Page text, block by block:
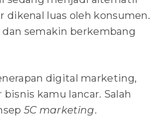
dikenal luas oleh konsumen.
semakin berkembang
digital marketing,
kamu lancar. Salah
5C marketing.